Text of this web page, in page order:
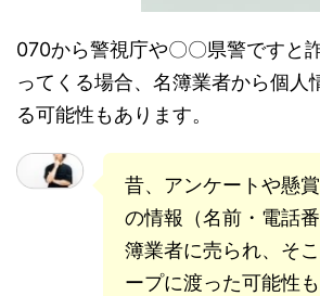
070から警視庁や〇〇県警ですと
ってくる場合、名簿業者から個人
る可能性もあります。
昔、アンケートや懸
の情報（名前・電話
簿業者に売られ、そ
ープに渡った可能性も